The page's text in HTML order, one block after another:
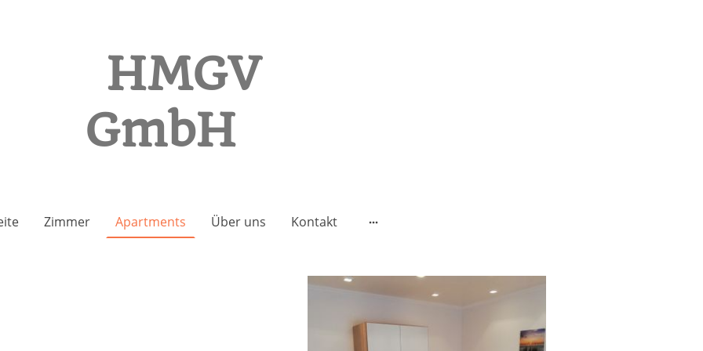
HMGV
GmbH
Zimmer Apartments Über uns Kontakt